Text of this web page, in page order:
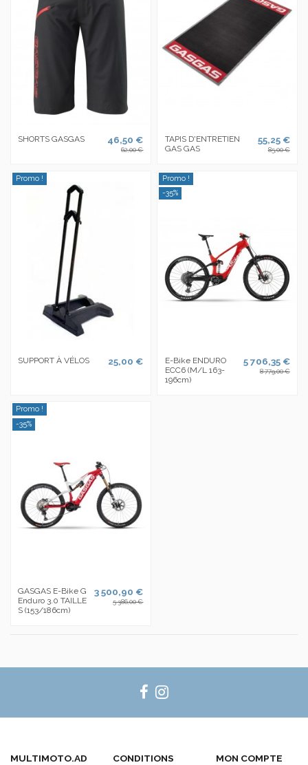
SHORTS GASGAS 46,50 €
62,00 €
TAPIS D'ENTRETIEN
GAS GAS
55,25 €
85,00 €
Promo !
SUPPORT À VÉLOS 25,00 €
Promo !
-35%
E-Bike ENDURO
ECC6 (M/L 163-
196cm)
5 706,35 €
8 779,00 €
Promo !
-35%
GASGAS E-Bike G
Enduro 3.0 TAILLE
S (153/186cm)
3 500,90 €
5 386,00 €
MULTIMOTO.AD
CONDITIONS
MON COMPTE